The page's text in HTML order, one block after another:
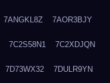
7ANGKL8Z 7AOR3BJY
7C2S58N1 7C2XDJQN
7D73WX32 7DULR9YN